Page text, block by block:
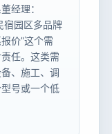
经理：
宿园区多品牌
价”这个需
任。这类需
、施工、调
号或一个低